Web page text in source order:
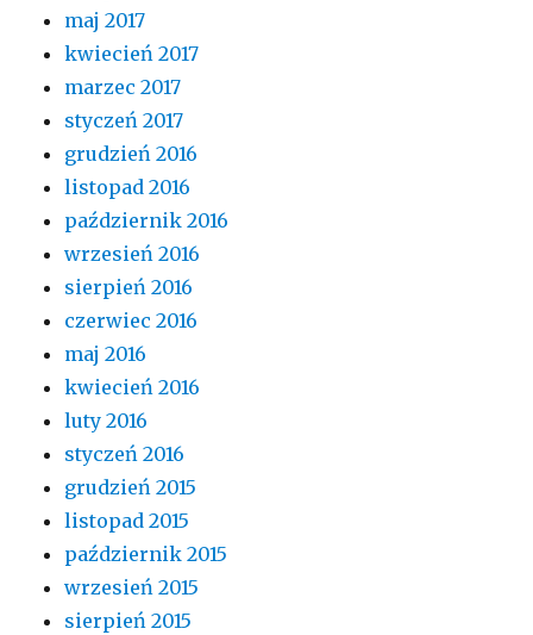
maj 2017
kwiecień 2017
marzec 2017
styczeń 2017
grudzień 2016
listopad 2016
październik 2016
wrzesień 2016
sierpień 2016
czerwiec 2016
maj 2016
kwiecień 2016
luty 2016
styczeń 2016
grudzień 2015
listopad 2015
październik 2015
wrzesień 2015
sierpień 2015